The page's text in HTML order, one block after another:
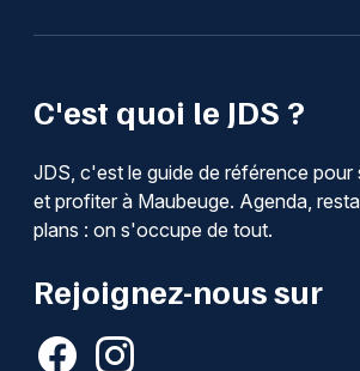
C'est quoi le JDS ?
JDS, c'est le guide de référence pour
et profiter à Maubeuge. Agenda,
plans : on s'occupe de tout.
Rejoignez-nous sur